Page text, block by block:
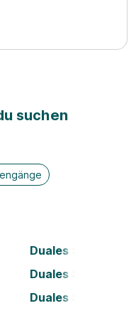
suchen
Duales Studium
Duales Studium
Duales Studium